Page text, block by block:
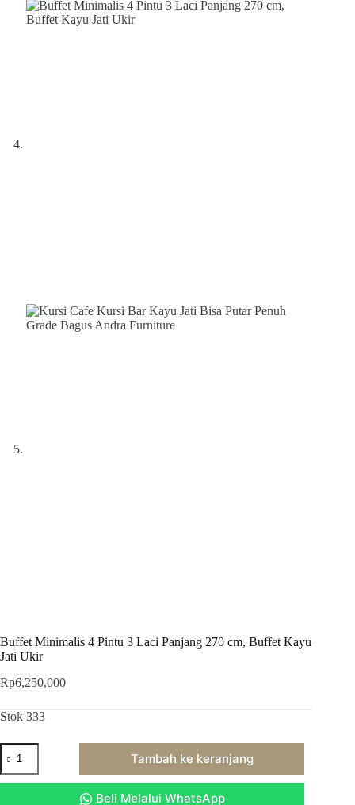
Buffet Minimalis 4 Pintu 3 Laci Panjang 270 cm, Buffet Kayu
Jati Ukir
Rp6,250,000
Stok 333
Kuantitas
Buffet
Minimalis
Tambah ke keranjang
Beli Melalui WhatsApp